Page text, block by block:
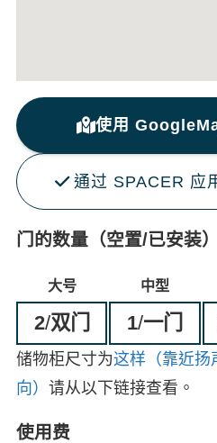
使用
通过 SPACER 应
门的数量（空置/已安装）
大号 中型
2/双门 1/一门
储物柜尺寸为这样（靠近扬
向） 请从以下链接查看。
使用费